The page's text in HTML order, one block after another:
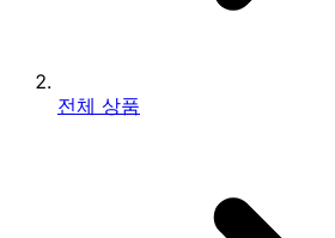
전체 상품